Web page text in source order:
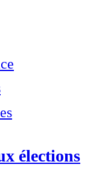
élections